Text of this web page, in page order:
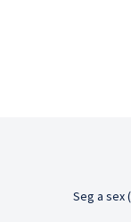
Seg a sex